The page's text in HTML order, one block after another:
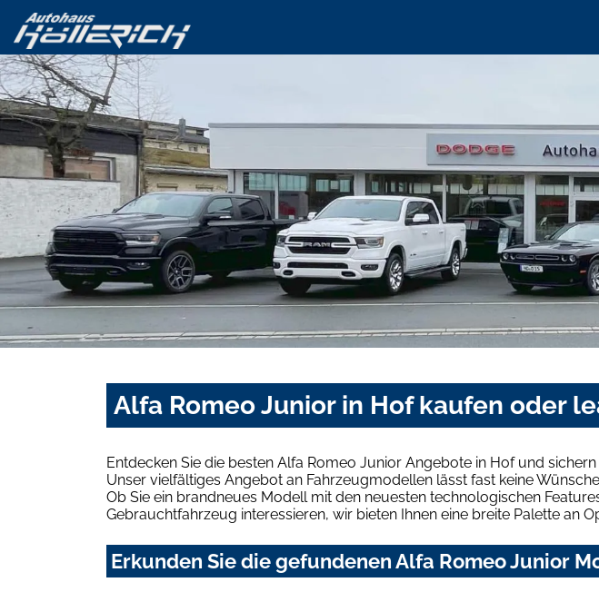
Alfa Romeo Junior in Hof kaufen oder
Entdecken Sie die besten Alfa Romeo Junior Angebote in Hof und
Unser vielfältiges Angebot an Fahrzeugmodellen lässt fast keine
Ob Sie ein brandneues Modell mit den neuesten technologischen
Gebrauchtfahrzeug interessieren, wir bieten Ihnen eine breite Palette an
Erkunden Sie die gefundenen Alfa Romeo Junior